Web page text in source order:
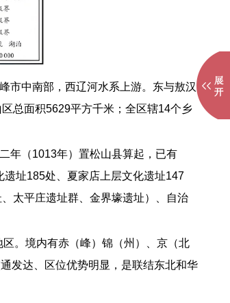
市中南部，西辽河水系上游。东与敖汉
总面积5629平方千米；全区辖14个乡
年（1013年）置松山县算起，已有
址185处、夏家店上层文化遗址147
太平庄遗址群、金界壕遗址）、自治
。境内有赤（峰）锦（州）、京（北
发达、区位优势明显，是联结东北和华